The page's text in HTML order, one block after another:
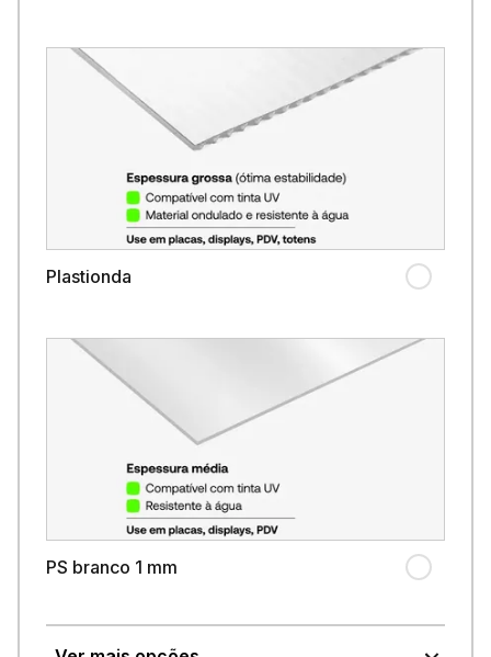
Plastionda
PS branco 1 mm